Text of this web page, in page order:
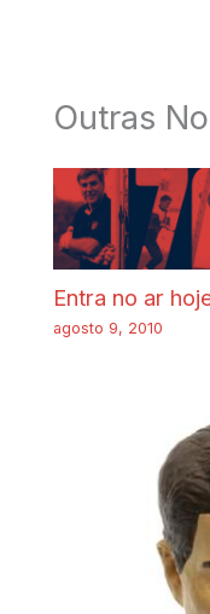
Outras
Entra no ar
agosto 9, 2010